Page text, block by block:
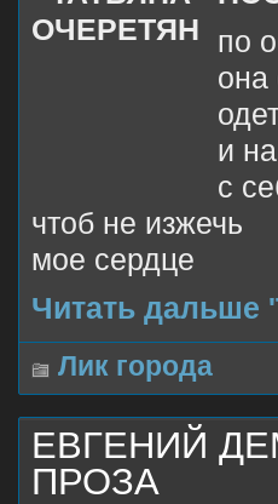
по
она
и
с
чтоб не изжечь
мое сердце
Читать
Лик города
ЕВГЕНИЙ
ПРОЗА